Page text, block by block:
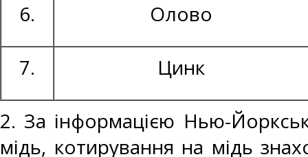
6. Олово
7. Цинк
2. За інформацією Нью-
мідь, котирування на мідь